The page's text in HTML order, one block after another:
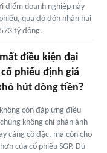
điểm doanh nghiệp này
qua đó đón nhận hai
tỷ đồng.
điều kiện đại
phiếu định giá
hút dòng tiền?
còn đáp ứng điều
không chỉ phản ánh
càng cô đặc, mà còn cho
của cổ phiếu SGP. Dù